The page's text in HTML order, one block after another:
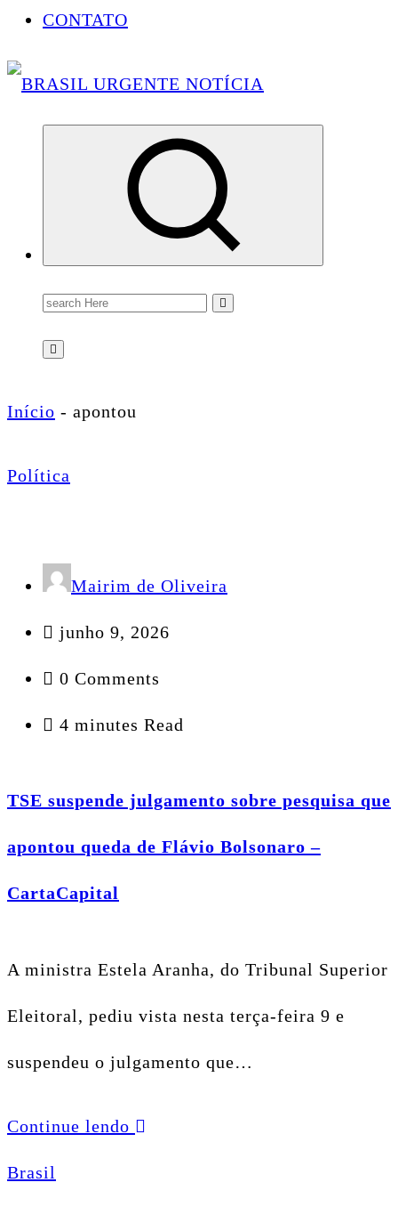
CONTATO
Search
for:
Início - apontou
Política
Mairim de Oliveira
junho 9, 2026
0 Comments
4 minutes Read
TSE suspende julgamento sobre pesquisa que
apontou queda de Flávio Bolsonaro –
CartaCapital
A ministra Estela Aranha, do Tribunal Superior
Eleitoral, pediu vista nesta terça-feira 9 e
suspendeu o julgamento que…
Continue lendo
Brasil